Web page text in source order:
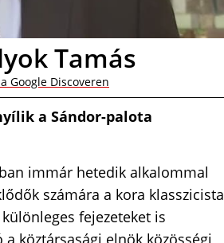
Tamás
Google Discoveren
a Sándor-palota
immár hetedik alkalommal
számára a kora klasszicista
fejezeteket is
köztársasági elnök közösségi